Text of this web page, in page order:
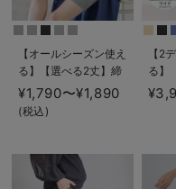
【オールシーズン使え
る】【選べる2丈】締
め付けない綿混リブス
トレートレギンス【産
¥1,790〜¥1,890
(税込)
【2
る】
イド
ト